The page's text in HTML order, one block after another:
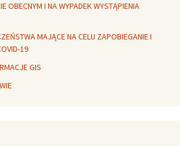
OBECNYM I NA WYPADEK WYSTĄPIENIA
MAJĄCE NA CELU ZAPOBIEGANIE I
19
GIS